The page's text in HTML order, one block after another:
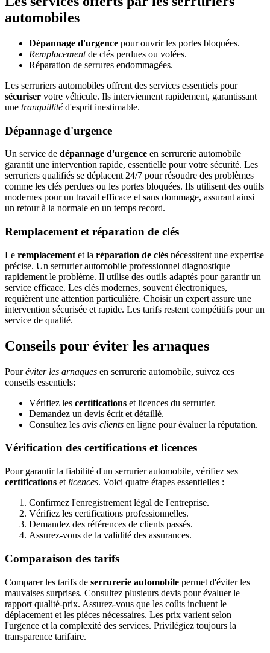
automobiles
Dépannage d'urgence pour ouvrir les portes bloquées.
Remplacementde clés perdues ou volées.
Réparation de serrures endommagées.
Les serruriers automobiles offrent des services essentiels pour
sécuriser votre véhicule. Ils interviennent rapidement, garantissant
une tranquillitéd'esprit inestimable.
Dépannage d'urgence
Un service de dépannage d'urgence en serrurerie automobile
garantit une intervention rapide, essentielle pour votre sécurité. Les
serruriers qualifiés se déplacent 24/7 pour résoudre des problèmes
comme les clés perdues ou les portes bloquées. Ils utilisent des outils
modernes pour un travail efficace et sans dommage, assurant ainsi
un retour à la normale en un temps record.
Remplacement et réparation de clés
Le remplacement et la réparation de clés nécessitent une expertise
précise. Un serrurier automobile professionnel diagnostique
rapidement le problème. Il utilise des outils adaptés pour garantir un
service efficace. Les clés modernes, souvent électroniques,
requièrent une attention particulière. Choisir un expert assure une
intervention sécurisée et rapide. Les tarifs restent compétitifs pour un
service de qualité.
Conseils pour éviter les arnaques
Pouréviter les arnaques en serrurerie automobile, suivez ces
conseils essentiels:
Vérifiez les certifications et licences du serrurier.
Demandez un devis écrit et détaillé.
Consultez les avis clients en ligne pour évaluer la réputation.
Vérification des certifications et licences
Pour garantir la fiabilité d'un serrurier automobile, vérifiez ses
certifications et licences. Voici quatre étapes essentielles :
Confirmez l'enregistrement légal de l'entreprise.
Vérifiez les certifications professionnelles.
Demandez des références de clients passés.
Assurez-vous de la validité des assurances.
Comparaison des tarifs
Comparer les tarifs de serrurerie automobile permet d'éviter les
mauvaises surprises. Consultez plusieurs devis pour évaluer le
rapport qualité-prix. Assurez-vous que les coûts incluent le
déplacement et les pièces nécessaires. Les prix varient selon
l'urgence et la complexité des services. Privilégiez toujours la
transparence tarifaire.